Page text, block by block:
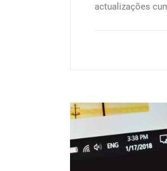
actualizações